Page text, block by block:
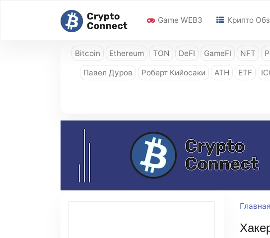
Game WEB3 Крипто
Bitcoin Ethereum TON DeFI GameFI NFT
Павел Дуров Роберт Кийосаки ATH ETF
Главная